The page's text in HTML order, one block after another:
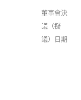
董事會決
議（擬
議）日期